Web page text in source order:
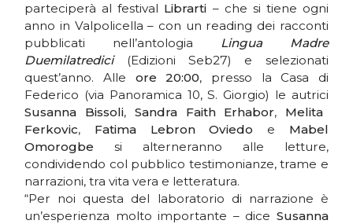
parteciperà al festival Librarti – che si tiene ogni
anno in Valpolicella – con un reading dei racconti
pubblicati nell’antologia Lingua Madre
Duemilatredici(Edizioni Seb27) e selezionati
quest’anno. Alle ore 20:00, presso la Casa di
Federico (via Panoramica 10, S. Giorgio) le autrici
Susanna Bissoli,Sandra Faith Erhabor, Melita
Ferkovic, Fatima Lebron Oviedo e Mabel
Omorogbe si alterneranno alle letture,
condividendo col pubblico testimonianze, trame e
narrazioni, tra vita vera e letteratura.
“Per noi questa del laboratorio di narrazione è
un’esperienza molto importante – dice Susanna